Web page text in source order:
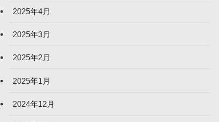
2025年4月
2025年3月
2025年2月
2025年1月
2024年12月